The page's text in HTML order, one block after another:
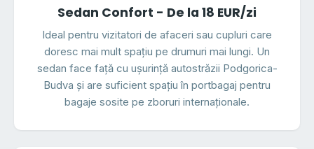
Sedan Confort - De la 18 EUR/zi
Ideal pentru vizitatori de afaceri sau cupluri care
doresc mai mult spațiu pe drumuri mai lungi. Un
sedan face față cu ușurință autostrăzii Podgorica-
Budva și are suficient spațiu în portbagaj pentru
bagaje sosite pe zboruri internaționale.